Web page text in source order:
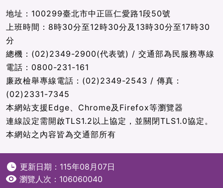
地址：100299臺北市中正區仁愛路1段50號
上班時間：8時30分至12時30分及13時30分至17時30
分
總機：(02)2349-2900(代表號) / 交通部為民服務專線
電話：0800-231-161
廉政檢舉專線電話：(02)2349-2543 / 傳真：
(02)2331-7345
本網站支援Edge、Chrome及Firefox等瀏覽器
連線設定需開啟TLS1.2以上協定，並關閉TLS1.0協定。
本網站之內容皆為交通部所有
更新日期：115年08月07日
瀏覽人次：106060040